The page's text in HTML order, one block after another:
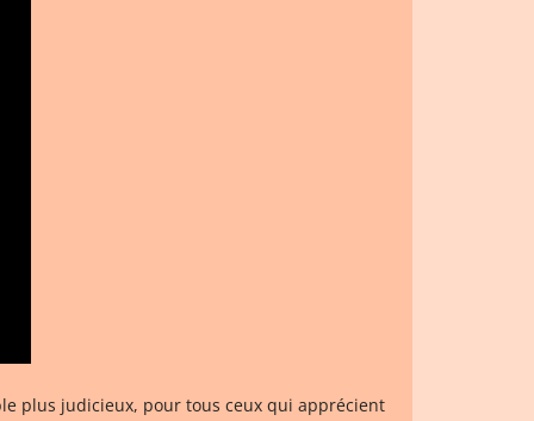
plus judicieux, pour tous ceux qui apprécient